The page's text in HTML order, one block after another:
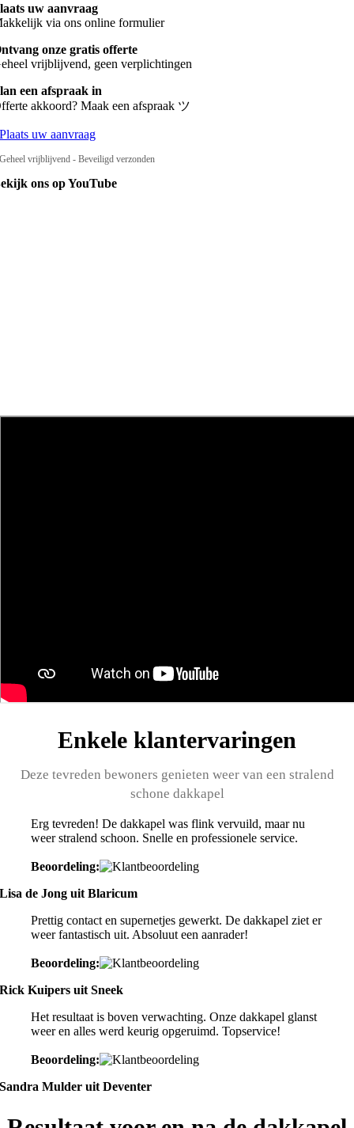
uw aanvraag
via ons online formulier
onze gratis offerte
vrijblijvend, geen verplichtingen
een afspraak in
akkoord? Maak een afspraak ツ
Plaats uw aanvraag
Geheel vrijblijvend - Beveiligd verzonden
ons op YouTube
Enkele klantervaringen
Deze tevreden bewoners genieten weer van een stralend
schone dakkapel
Erg tevreden! De dakkapel was flink vervuild, maar nu
weer stralend schoon. Snelle en professionele service.
Beoordeling:
Lisa de Jong uit Blaricum
Prettig contact en supernetjes gewerkt. De dakkapel ziet er
weer fantastisch uit. Absoluut een aanrader!
Beoordeling:
Rick Kuipers uit Sneek
Het resultaat is boven verwachting. Onze dakkapel glanst
weer en alles werd keurig opgeruimd. Topservice!
Beoordeling:
Sandra Mulder uit Deventer